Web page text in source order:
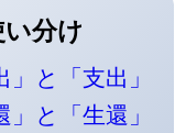
分け
」と「支出」
」と「生還」